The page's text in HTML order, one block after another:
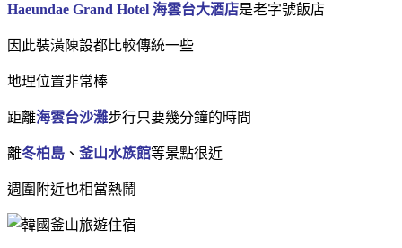
Haeundae Grand Hotel 海雲台大酒店是老字號飯店
因此裝潢陳設都比較傳統一些
地理位置非常棒
距離海雲台沙灘步行只要幾分鐘的時間
離冬柏島 、 釜山水族館等景點很近
週圍附近也相當熱鬧